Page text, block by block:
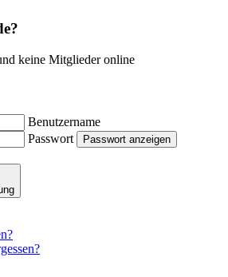
keine Mitglieder online
Benutzername
Passwort
Passwort anzeigen